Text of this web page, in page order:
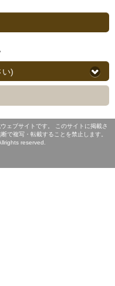
い)
ェブサイトです。 このサイトに掲載さ
で複写・転載することを禁止します。
reserved.